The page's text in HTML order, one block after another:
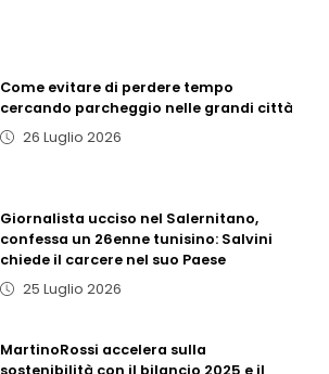
Come evitare di perdere tempo
cercando parcheggio nelle grandi città
26 Luglio 2026
Giornalista ucciso nel Salernitano,
confessa un 26enne tunisino: Salvini
chiede il carcere nel suo Paese
25 Luglio 2026
MartinoRossi accelera sulla